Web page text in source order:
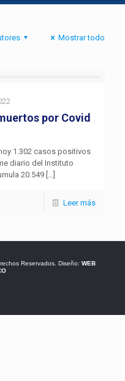
Mostrar todo
por Covid
1.302 casos positivos
diario del Instituto
20.549 […]
Leer más
Reservados. Diseño: WEB